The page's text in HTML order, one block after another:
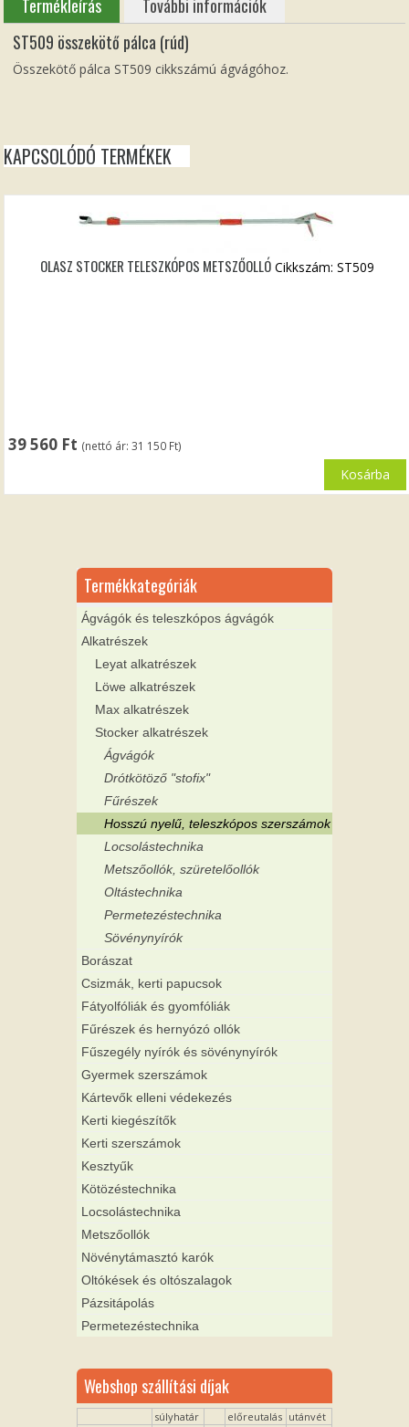
Termékleírás
További információk
ST509 összekötő pálca (rúd)
Összekötő pálca ST509 cikkszámú ágvágóhoz.
KAPCSOLÓDÓ TERMÉKEK
OLASZ STOCKER TELESZKÓPOS METSZŐOLLÓ
39 560 Ft (nettó ár:31 150 Ft)
Cikkszám: ST509
Kosárba
Termékkategóriák
Ágvágók és teleszkópos ágvágók
Alkatrészek
Leyat alkatrészek
Löwe alkatrészek
Max alkatrészek
Stocker alkatrészek
Ágvágók
Drótkötöző "stofix"
Fűrészek
Hosszú nyelű, teleszkópos szerszámok
Locsolástechnika
Metszőollók, szüretelőollók
Oltástechnika
Permetezéstechnika
Sövénynyírók
Borászat
Csizmák, kerti papucsok
Fátyolfóliák és gyomfóliák
Fűrészek és hernyózó ollók
Fűszegély nyírók és sövénynyírók
Gyermek szerszámok
Kártevők elleni védekezés
Kerti kiegészítők
Kerti szerszámok
Kesztyűk
Kötözéstechnika
Locsolástechnika
Metszőollók
Növénytámasztó karók
Oltókések és oltószalagok
Pázsitápolás
Permetezéstechnika
Webshop szállítási díjak
súlyhatár előreutalás utánvét